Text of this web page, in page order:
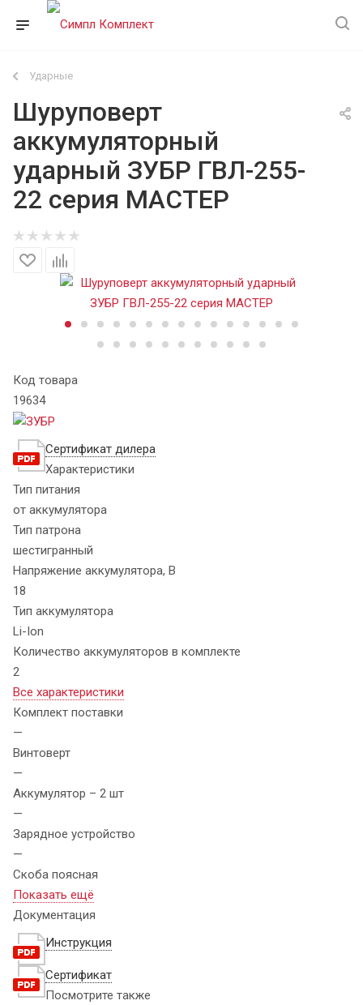
Ударные
Шуруповерт
аккумуляторный
ударный ЗУБР ГВЛ-255-
22 серия МАСТЕР
Код товара
19634
Сертификат дилера
Характеристики
Тип питания
от аккумулятора
Тип патрона
шестигранный
Напряжение аккумулятора, В
18
Тип аккумулятора
Li-Ion
Количество аккумуляторов в комплекте
2
Все характеристики
Комплект поставки
—
Винтоверт
—
Аккумулятор – 2 шт
—
Зарядное устройство
—
Скоба поясная
Показать ещё
Документация
Инструкция
Сертификат
Посмотрите также